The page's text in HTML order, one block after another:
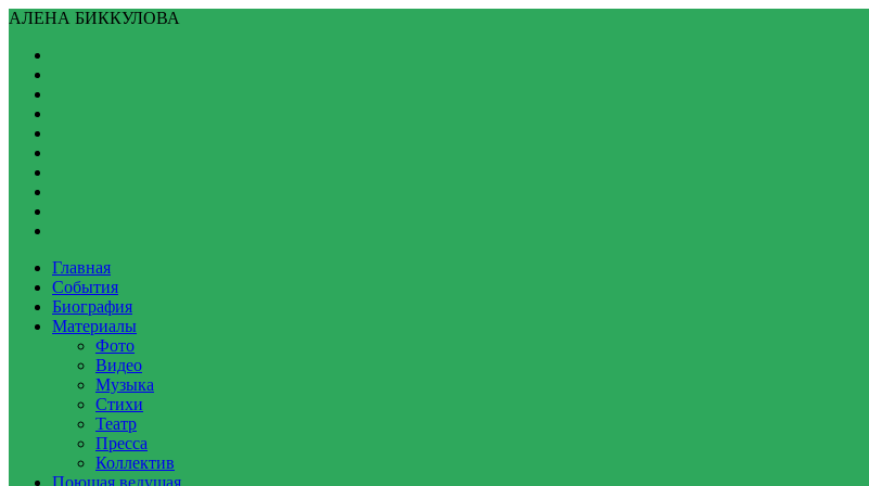
АЛЕНА БИККУЛОВА
Главная
События
Биография
Материалы
Фото
Видео
Музыка
Стихи
Театр
Пресса
Коллектив
Поющая ведущая